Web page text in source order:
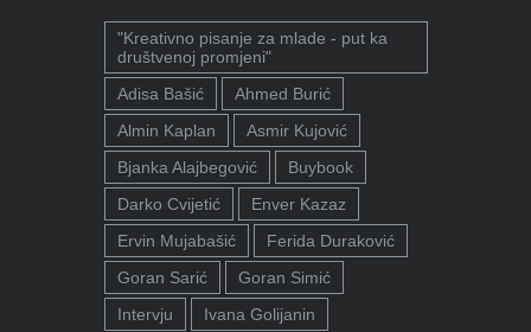
"Kreativno pisanje za mlade - put ka
društvenoj promjeni"
Adisa Bašić
Ahmed Burić
Almin Kaplan
Asmir Kujović
Bjanka Alajbegović
Buybook
Darko Cvijetić
Enver Kazaz
Ervin Mujabašić
Ferida Duraković
Goran Sarić
Goran Simić
Intervju
Ivana Golijanin